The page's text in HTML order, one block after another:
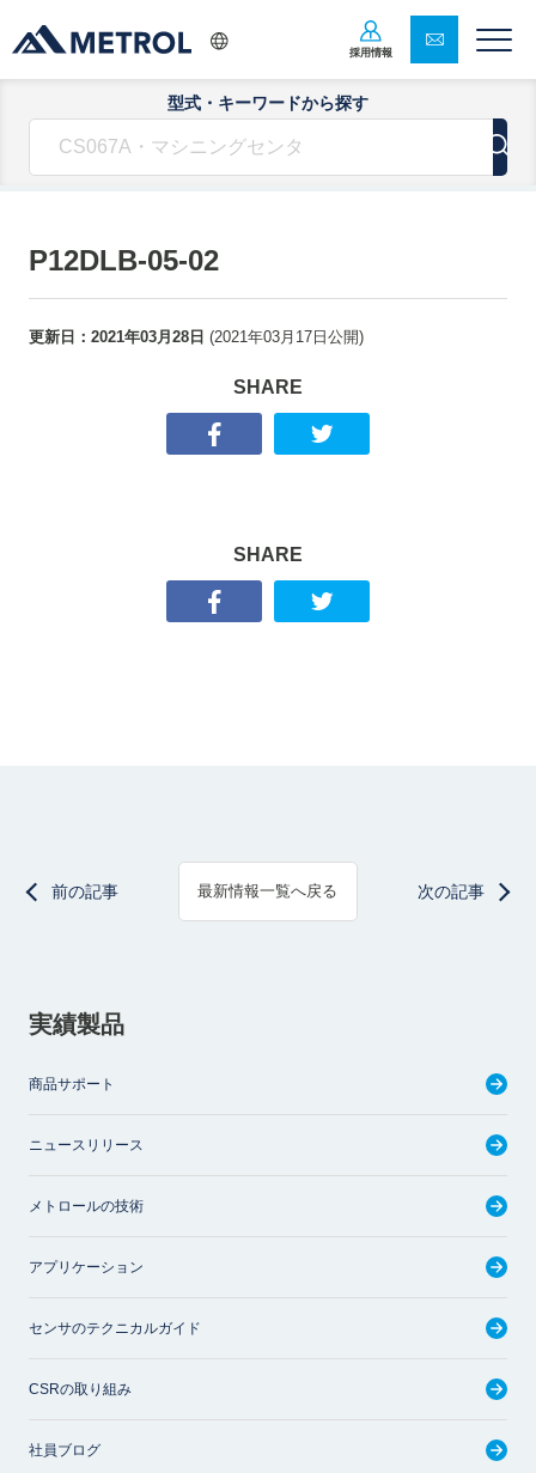
採用情報
型式・キーワードから探す
P12DLB-05-02
更新日： 2021年03月28日 (2021年03月17日 公開)
SHARE
SHARE
前の記事 最新情報一覧へ戻る 次の記事
実績製品
商品サポート
ニュースリリース
メトロールの技術
アプリケーション
センサのテクニカルガイド
CSRの取り組み
社員ブログ